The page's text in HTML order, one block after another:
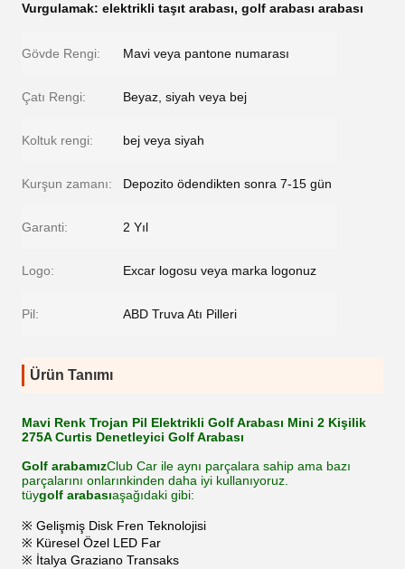
Vurgulamak: elektrikli taşıt arabası, golf arabası arabası
Gövde Rengi: Mavi veya pantone numarası
Çatı Rengi: Beyaz, siyah veya bej
Koltuk rengi: bej veya siyah
Kurşun zamanı: Depozito ödendikten sonra 7-15 gün
Garanti: 2 Yıl
Logo: Excar logosu veya marka logonuz
Pil: ABD Truva Atı Pilleri
Ürün Tanımı
Mavi Renk Trojan Pil Elektrikli Golf Arabası Mini 2 Kişilik
275A Curtis Denetleyici Golf Arabası
Golf arabamızClub Car ile aynı parçalara sahip ama bazı
parçalarını onlarınkinden daha iyi kullanıyoruz.
tüygolf arabasıaşağıdaki gibi:
※ Gelişmiş Disk Fren Teknolojisi
※ Küresel Özel LED Far
※ İtalya Graziano Transaks